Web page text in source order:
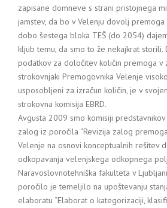
zapisane domneve s strani pristojnega
jamstev, da bo v Velenju dovolj
dobo šestega bloka TEŠ (do 2054)
kljub temu, da smo to že nekajkrat
podatkov za določitev količin premoga v
strokovnjaki Premogovnika Velenje
usposobljeni za izračun količin, je v
strokovna komisija EBRD.
Avgusta 2009 smo komisiji
zalog iz poročila “Revizija zalog
Velenje na osnovi konceptualnih rešitev
odkopavanja velenjskega odkopnega
Naravoslovnotehniška fakulteta v
poročilo je temeljilo na upoštevanju
elaboratu “Elaborat o kategorizaciji,